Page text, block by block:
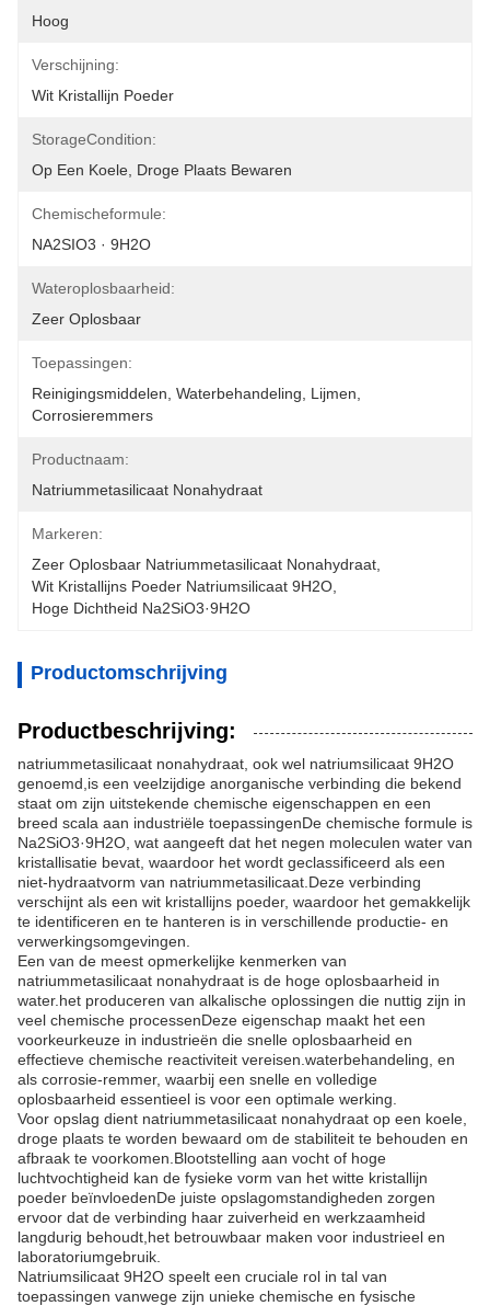
Hoog
Verschijning:
Wit Kristallijn Poeder
StorageCondition:
Op Een Koele, Droge Plaats Bewaren
Chemischeformule:
NA2SIO3 · 9H2O
Wateroplosbaarheid:
Zeer Oplosbaar
Toepassingen:
Reinigingsmiddelen, Waterbehandeling, Lijmen,
Corrosieremmers
Productnaam:
Natriummetasilicaat Nonahydraat
Markeren:
Zeer Oplosbaar Natriummetasilicaat Nonahydraat
Wit Kristallijns Poeder Natriumsilicaat 9H2O
Hoge Dichtheid Na2SiO3·9H2O
Productomschrijving
Productbeschrijving:
natriummetasilicaat nonahydraat, ook wel natriumsilicaat 9H2O
genoemd,is een veelzijdige anorganische verbinding die bekend
staat om zijn uitstekende chemische eigenschappen en een
breed scala aan industriële toepassingenDe chemische formule is
Na2SiO3·9H2O, wat aangeeft dat het negen moleculen water van
kristallisatie bevat, waardoor het wordt geclassificeerd als een
niet-hydraatvorm van natriummetasilicaat.Deze verbinding
verschijnt als een wit kristallijns poeder, waardoor het gemakkelijk
te identificeren en te hanteren is in verschillende productie- en
verwerkingsomgevingen.
Een van de meest opmerkelijke kenmerken van
natriummetasilicaat nonahydraat is de hoge oplosbaarheid in
water.het produceren van alkalische oplossingen die nuttig zijn in
veel chemische processenDeze eigenschap maakt het een
voorkeurkeuze in industrieën die snelle oplosbaarheid en
effectieve chemische reactiviteit vereisen.waterbehandeling, en
als corrosie-remmer, waarbij een snelle en volledige
oplosbaarheid essentieel is voor een optimale werking.
Voor opslag dient natriummetasilicaat nonahydraat op een koele,
droge plaats te worden bewaard om de stabiliteit te behouden en
afbraak te voorkomen.Blootstelling aan vocht of hoge
luchtvochtigheid kan de fysieke vorm van het witte kristallijn
poeder beïnvloedenDe juiste opslagomstandigheden zorgen
ervoor dat de verbinding haar zuiverheid en werkzaamheid
langdurig behoudt,het betrouwbaar maken voor industrieel en
laboratoriumgebruik.
Natriumsilicaat 9H2O speelt een cruciale rol in tal van
toepassingen vanwege zijn unieke chemische en fysische